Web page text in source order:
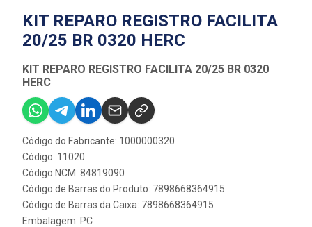
KIT REPARO REGISTRO FACILITA
20/25 BR 0320 HERC
KIT REPARO REGISTRO FACILITA 20/25 BR 0320
HERC
Código do Fabricante: 1000000320
Código: 11020
Código NCM: 84819090
Código de Barras do Produto: 7898668364915
Código de Barras da Caixa: 7898668364915
Embalagem: PC